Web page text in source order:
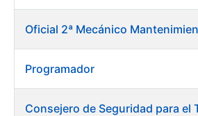
Show/Hide
Show/Hide
Programador